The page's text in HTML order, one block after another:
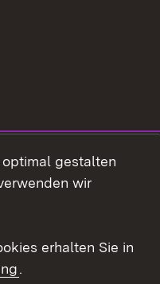
optimal gestalten
wir
erhalten Sie in
.